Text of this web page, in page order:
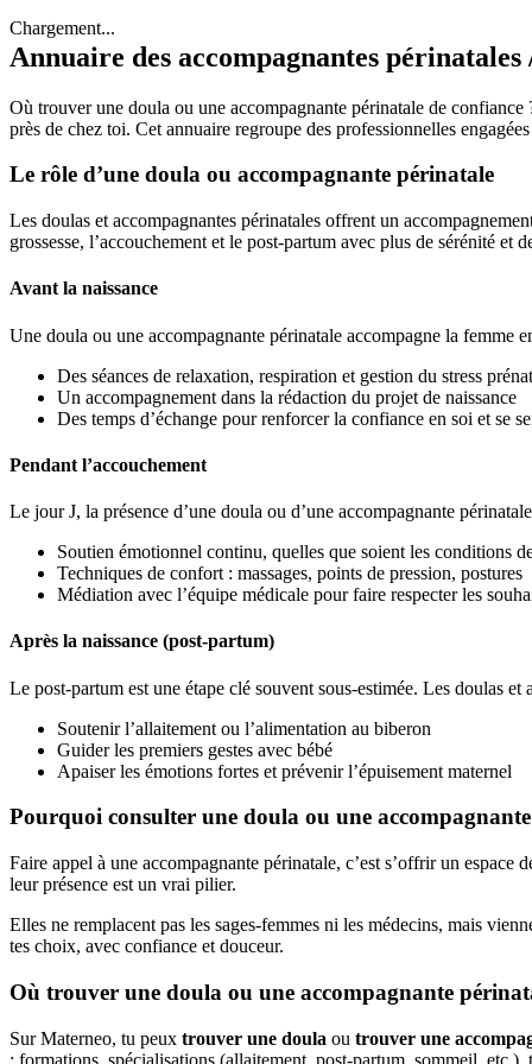
Chargement...
Annuaire des accompagnantes périnatales
Où trouver une doula ou une accompagnante périnatale de
près de chez toi. Cet annuaire regroupe des professionnelles
Le rôle d’une doula ou accompagnante périnatale
Les doulas et accompagnantes périnatales offrent un
grossesse, l’accouchement et le post-partum avec plus de sérénité et
Avant la naissance
Une doula ou une accompagnante périnatale accompagne la femme
Des séances de relaxation, respiration et gestion du stress
Un accompagnement dans la rédaction du projet de naissance
Des temps d’échange pour renforcer la confiance en soi et se
Pendant l’accouchement
Le jour J, la présence d’une doula ou d’une accompagnante
Soutien émotionnel continu, quelles que soient les conditions
Techniques de confort : massages, points de pression, postures
Médiation avec l’équipe médicale pour faire respecter les
Après la naissance (post-partum)
Le post-partum est une étape clé souvent sous-estimée. Les doulas
Soutenir l’allaitement ou l’alimentation au biberon
Guider les premiers gestes avec bébé
Apaiser les émotions fortes et prévenir l’épuisement maternel
Pourquoi consulter une doula ou une
Faire appel à une accompagnante périnatale, c’est s’offrir un
leur présence est un vrai pilier.
Elles ne remplacent pas les sages-femmes ni les médecins, mais
tes choix, avec confiance et douceur.
Où trouver une doula ou une accompagnante
Sur Materneo, tu peux trouver une doula ou trouver une
: formations, spécialisations (allaitement, post-partum, sommeil, etc.),